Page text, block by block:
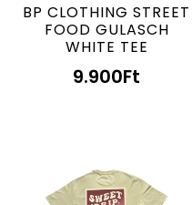
BP CLOTHING STREET
FOOD GULASCH
WHITE TEE
9.900Ft